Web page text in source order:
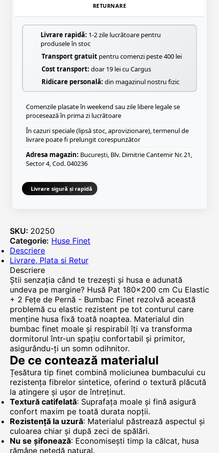
RETURNARE
Livrare rapidă: 1-2 zile lucrătoare pentru
produsele în stoc
Transport gratuit pentru comenzi peste 400 lei
Cost transport: doar 19 lei cu Cargus
Ridicare personală: din magazinul nostru fizic
Comenzile plasate în weekend sau zile libere legale se
procesează în prima zi lucrătoare
În cazuri speciale (lipsă stoc, aprovizionare), termenul de
livrare poate fi prelungit corespunzător
Adresa magazin: București, Blv. Dimitrie Cantemir Nr. 21,
Sector 4, Cod. 040236
Livrare sigură și rapidă
SKU: 20250
Categorie: Huse Finet
Descriere
Livrare, Plata si Retur
Descriere
Știi senzația când te trezești și husa e adunată
undeva pe margine? Husă Pat 180x200 cm Cu Elastic
+ 2 Fețe de Pernă - Bumbac Finet rezolvă această
problemă cu elastic rezistent pe tot conturul care
menține husa fixă toată noaptea. Materialul din
bumbac finet moale și respirabil îți va transforma
dormitorul într-un spațiu confortabil și primitor,
asigurându-ți un somn odihnitor.
De ce contează materialul
Țesătura tip finet combină moliciunea bumbacului cu
rezistența fibrelor sintetice, oferind o textură plăcută
la atingere și ușor de întreținut.
Textură catifelată: Suprafața moale și fină asigură
confort maxim pe toată durata nopții.
Rezistență la uzură: Materialul păstrează aspectul și
culoarea chiar și după zeci de spălări.
Nu se șifonează: Economisești timp la călcat, husa
rămâne netedă natural.